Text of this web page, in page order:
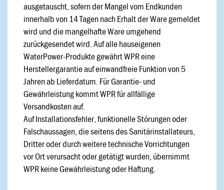
ausgetauscht, sofern der Mangel vom Endkunden
innerhalb von 14 Tagen nach Erhalt der Ware gemeldet
wird und die mangelhafte Ware umgehend
zurückgesendet wird. Auf alle hauseigenen
WaterPower-Produkte gewährt WPR eine
Herstellergarantie auf einwandfreie Funktion von 5
Jahren ab Lieferdatum. Für Garantie- und
Gewährleistung kommt WPR für allfällige
Versandkosten auf.
Auf Installationsfehler, funktionelle Störungen oder
Falschaussagen, die seitens des Sanitärinstallateurs,
Dritter oder durch weitere technische Vorrichtungen
vor Ort verursacht oder getätigt wurden, übernimmt
WPR keine Gewährleistung oder Haftung.